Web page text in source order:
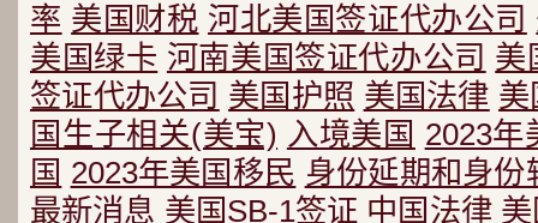
率 美国财税 河北美国签证代办公司
美国绿卡 河南美国签证代办公司 美
签证代办公司 美国护照 美国法律 美
国生子相关(美宝) 入境美国 2023年
国 2023年美国移民 身份延期和身份
最新消息 美国SB-1签证 中国法律